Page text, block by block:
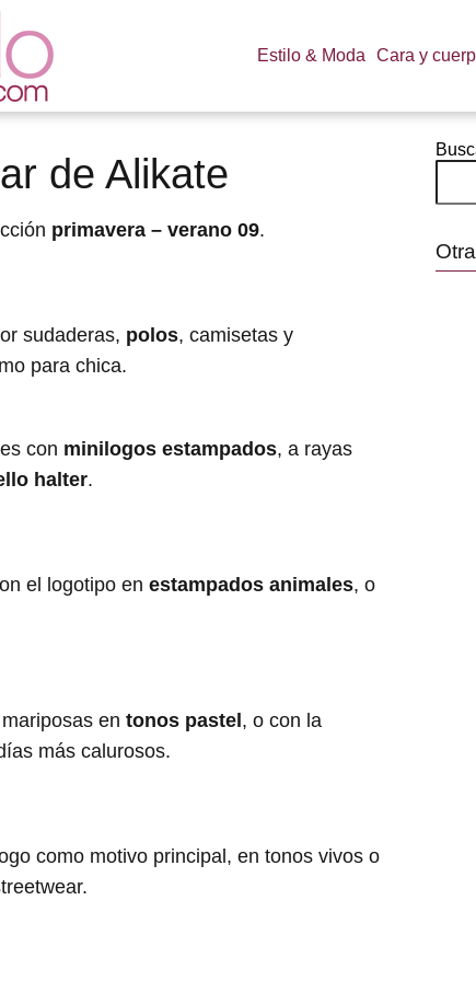
Estilo & Moda Cara y
de Alikate
primavera – verano 09.
sudaderas, polos, camisetas y
para chica.
con minilogos estampados, a rayas
halter.
el logotipo en estampados animales, o
en tonos pastel , o con la
más calurosos.
como motivo principal, en tonos vivos o